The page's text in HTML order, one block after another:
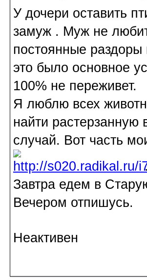
У дочери оставить
замуж . Муж не
постоянные раздоры
это было основное
100% не переживет.
Я люблю всех
найти
случай. Вот часть
Завтра едем в
Вечером отпишусь.
Неактивен